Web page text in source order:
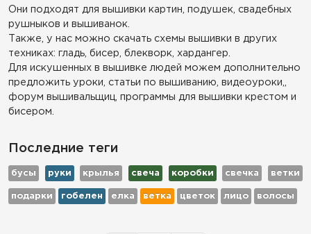
Они подходят для вышивки картин, подушек, свадебных
рушныков и вышиванок.
Также, у нас можно скачать схемы вышивки в других
техниках: гладь, бисер, блекворк, хардангер.
Для искушенных в вышивке людей можем дополнительно
предложить уроки, статьи по вышиванию, видеоуроки,,
форум вышивальщиц, программы для вышивки крестом и
бисером.
Последние теги
бусы руки крылья свеча коробки свечка ветки
подарки гобелен елка ветка цветок лицо волосы